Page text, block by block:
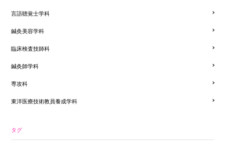
言語聴覚士学科
鍼灸美容学科
臨床検査技師科
鍼灸師学科
専攻科
東洋医療技術教員養成学科
タグ